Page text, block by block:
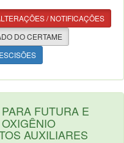
/ NOTIFICAÇÕES
DO CERTAME
FUTURA E
AUXILIARES